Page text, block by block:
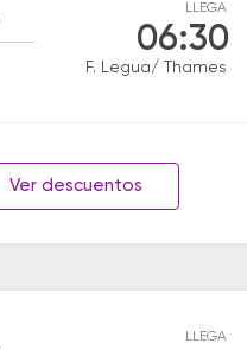
LLEGA
06:30
F. Legua/ Thames
Ver descuentos
LLEGA